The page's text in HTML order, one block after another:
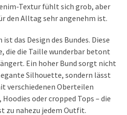
Textur fühlt sich grob, aber
den Alltag sehr angenehm ist.
das Design des Bundes. Diese
die die Taille wunderbar betont
Ein hoher Bund sorgt nicht
Silhouette, sondern lässt
verschiedenen Oberteilen
oder cropped Tops – die
zu nahezu jedem Outfit.